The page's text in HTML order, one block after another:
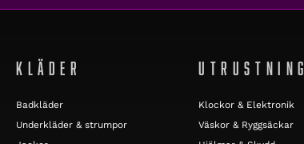
KLÄDER
Badkläder
Underkläder & strumpor
UTRUSTNING
Klockor & Elektronik
Väskor & Ryggsäckar